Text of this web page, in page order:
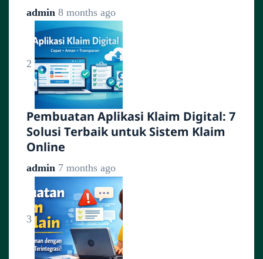
admin 8 months ago
2
Pembuatan Aplikasi Klaim Digital: 7
Solusi Terbaik untuk Sistem Klaim
Online
admin 7 months ago
3